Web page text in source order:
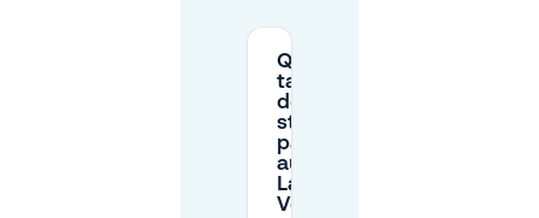
Quels sont les
tarifs moyens
de
stationnement
par heure
autour de
Lange
Voorhout ?